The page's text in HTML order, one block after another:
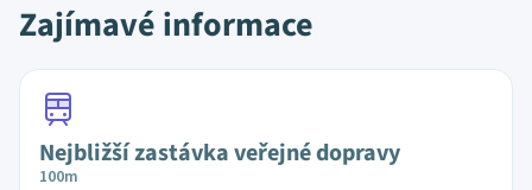
Zajímavé informace
Nejbližší zastávka veřejné dopravy
100m